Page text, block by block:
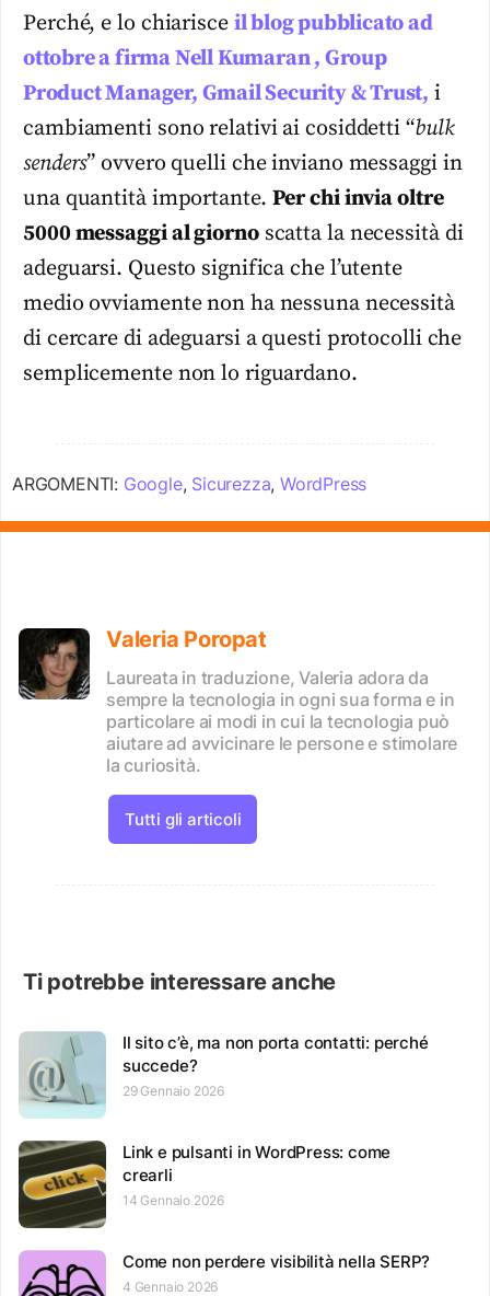
Perché, e lo chiarisce il blog pubblicato ad
ottobre a firma Nell Kumaran , Group
Product Manager, Gmail Security & Trust, i
cambiamenti sono relativi ai cosiddetti “bulk
senders” ovvero quelli che inviano messaggi in
una quantità importante. Per chi invia oltre
5000 messaggi al giornoscatta la necessità di
adeguarsi. Questo significa che l’utente
medio ovviamente non ha nessuna necessità
di cercare di adeguarsi a questi protocolli che
semplicemente non lo riguardano.
ARGOMENTI: Google, Sicurezza,WordPress
Valeria Poropat
Laureata in traduzione, Valeria adora da
sempre la tecnologia in ogni sua forma e in
particolare ai modi in cui la tecnologia può
aiutare ad avvicinare le persone e stimolare
la curiosità.
Tutti gli articoli
Ti potrebbe interessare anche
Il sito c’è, ma non porta contatti: perché
succede?
29 Gennaio 2026
Link e pulsanti in WordPress: come
crearli
14 Gennaio 2026
Come non perdere visibilità nella SERP?
4 Gennaio 2026